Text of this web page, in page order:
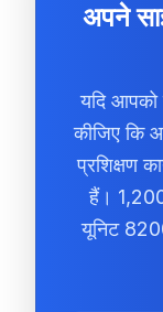
अपने
यदि आपको
कीजिए कि
प्रशिक्षण
हैं।
यूनिट